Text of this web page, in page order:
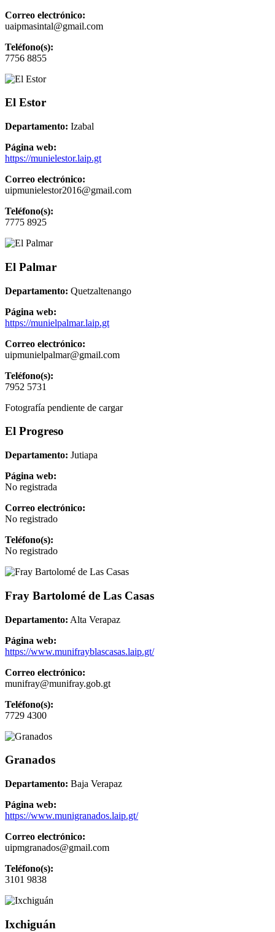
Correo electrónico:
uaipmasintal@gmail.com
Teléfono(s):
7756 8855
El Estor
Departamento: Izabal
Página web:
https://munielestor.laip.gt
Correo electrónico:
uipmunielestor2016@gmail.com
Teléfono(s):
7775 8925
El Palmar
Departamento: Quetzaltenango
Página web:
https://munielpalmar.laip.gt
Correo electrónico:
uipmunielpalmar@gmail.com
Teléfono(s):
7952 5731
Fotografía pendiente de cargar
El Progreso
Departamento: Jutiapa
Página web:
No registrada
Correo electrónico:
No registrado
Teléfono(s):
No registrado
Fray Bartolomé de Las Casas
Departamento: Alta Verapaz
Página web:
https://www.munifrayblascasas.laip.gt/
Correo electrónico:
munifray@munifray.gob.gt
Teléfono(s):
7729 4300
Granados
Departamento: Baja Verapaz
Página web:
https://www.munigranados.laip.gt/
Correo electrónico:
uipmgranados@gmail.com
Teléfono(s):
3101 9838
Ixchiguán